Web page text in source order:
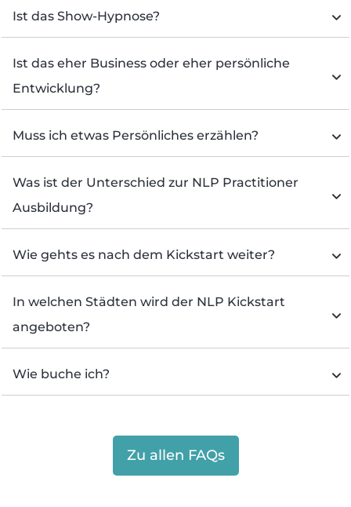
Ist das Show-Hypnose?
Ist das eher Business oder eher persönliche
Entwicklung?
Muss ich etwas Persönliches erzählen?
Was ist der Unterschied zur NLP Practitioner
Ausbildung?
Wie gehts es nach dem Kickstart weiter?
In welchen Städten wird der NLP Kickstart
angeboten?
Wie buche ich?
Zu allen FAQs